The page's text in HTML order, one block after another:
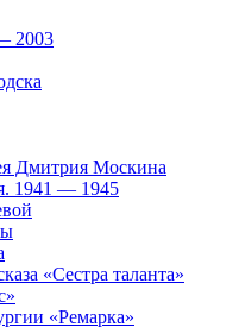
2003
Дмитрия Москина
1941 — 1945
«Сестра таланта»
«Ремарка»